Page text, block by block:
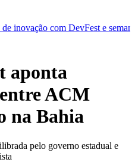
e semana de eventos
aponta
ACM
na Bahia
pelo governo estadual e